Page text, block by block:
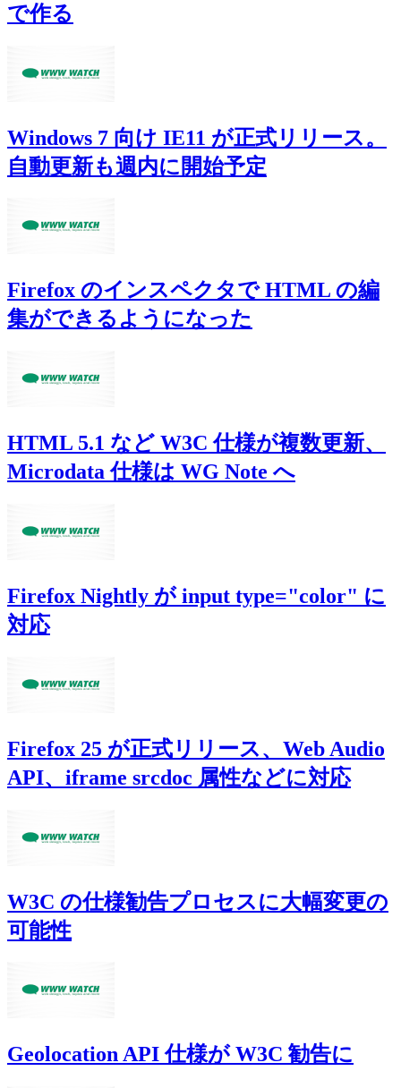
で作る
Windows 7 向け IE11 が正式リリース。
自動更新も週内に開始予定
Firefox のインスペクタで HTML の編
集ができるようになった
HTML 5.1 など W3C 仕様が複数更新、
Microdata 仕様は WG Note へ
Firefox Nightly が input type="color" に
対応
Firefox 25 が正式リリース、Web Audio
API、iframe srcdoc 属性などに対応
W3C の仕様勧告プロセスに大幅変更の
可能性
Geolocation API 仕様が W3C 勧告に